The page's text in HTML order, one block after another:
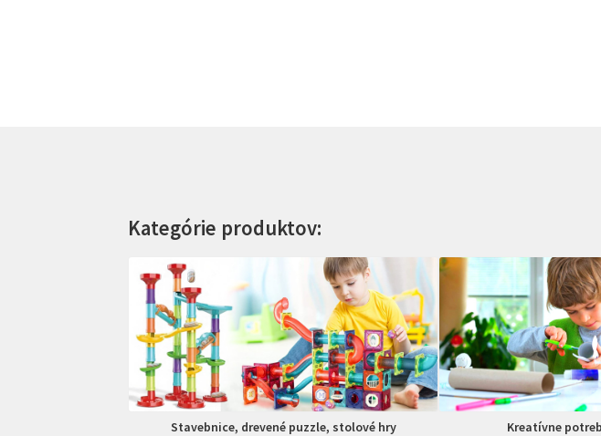
Kategórie produktov:
Stavebnice, drevené puzzle, stolové hry Kreatívne